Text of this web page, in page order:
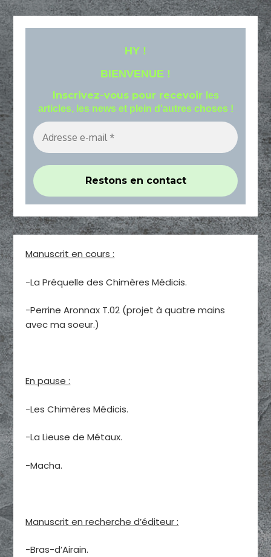
HY !
BIENVENUE !
Inscrivez-vous pour recevoir les
articles, les news et plein d'autres choses !
Manuscrit en cours :
-La Préquelle des Chimères Médicis.
-Perrine Aronnax T.02 (projet à quatre mains
avec ma soeur.)
En pause :
-Les Chimères Médicis.
-La Lieuse de Métaux.
-Macha.
Manuscrit en recherche d’éditeur :
-Bras-d’Airain.